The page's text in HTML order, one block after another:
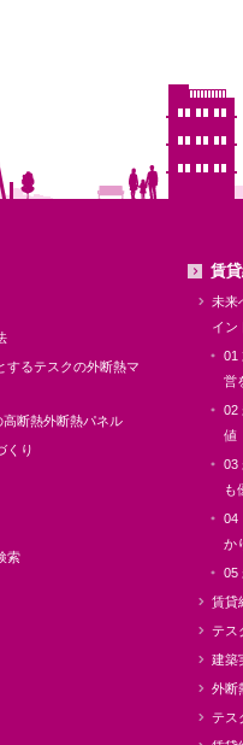
するテスクの外断熱マ
断熱外断熱パネル
くり
索
賃
未来
イン
01
営
02
値
03
も
04
か
05
賃貸
テス
建築
外断
テス